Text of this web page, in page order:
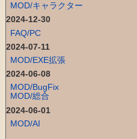
MOD/キャラクター
2024-12-30
FAQ/PC
2024-07-11
MOD/EXE拡張
2024-06-08
MOD/BugFix
MOD/総合
2024-06-01
MOD/AI